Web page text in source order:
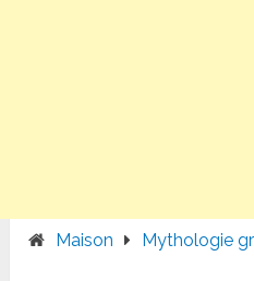
Maison Mythologie